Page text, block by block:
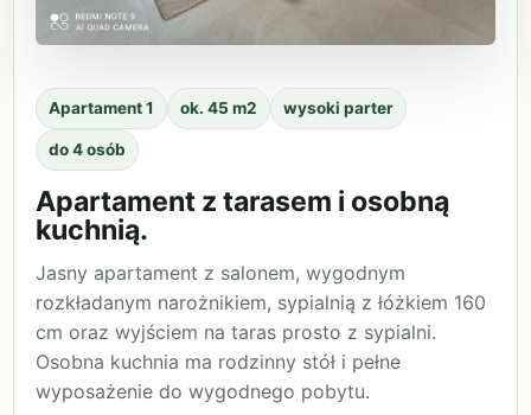
Apartament 1 ok. 45 m2 wysoki parter
do 4 osób
Apartament z tarasem i osobną
kuchnią.
Jasny apartament z salonem, wygodnym
rozkładanym narożnikiem, sypialnią z łóżkiem 160
cm oraz wyjściem na taras prosto z sypialni.
Osobna kuchnia ma rodzinny stół i pełne
wyposażenie do wygodnego pobytu.